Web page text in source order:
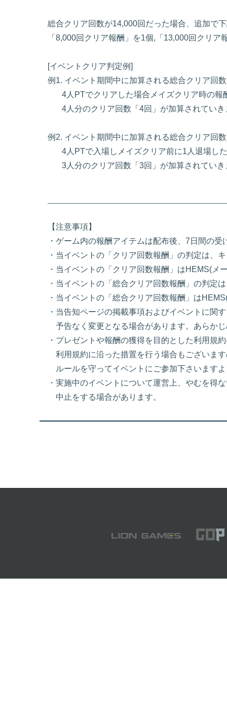
総合クリア回数が14,000回だった場合、追加で
「8,000回クリア報酬」を1個,「13,000回クリア
[イベントクリア判定例]
例1. イベント期間中に加算される総合クリア回
4人PTでクリアした場合メイズクリア時の報
4人分のクリア回数「4回」が加算されていき
例2. イベント期間中に加算される総合クリア回
4人PTで入場しメイズクリア前に1人退場し
3人分のクリア回数「3回」が加算されていき
【注意事項】
・ゲーム内の報酬アイテムは配布後、7日間の
・当イベントの「クリア回数報酬」の判定は、
・当イベントの「クリア回数報酬」はHEMS(メ
・当イベントの「総合クリア回数報酬」の判定
・当イベントの「総合クリア回数報酬」は
・当告知ページの掲載事項およびイベントに関
予告なく変更となる場合があります。あらか
・プレゼントや報酬の獲得を目的とした利用規
利用規約に沿った措置を行う場合もございま
ルールを守ってイベントにご参加下さいます
・実施中のイベントについて運営上、やむを得
中止をする場合があります。